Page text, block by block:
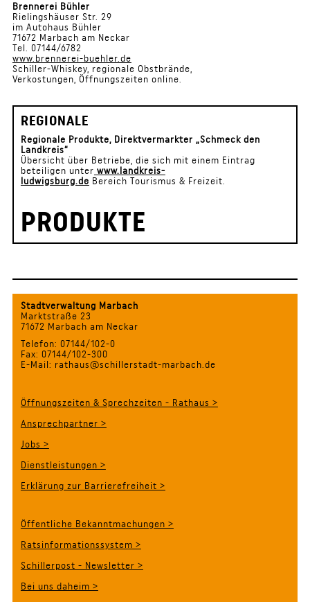
Brennerei Bühler
Rielingshäuser Str. 29
im Autohaus Bühler
71672 Marbach am Neckar
Tel. 07144/6782
www.brennerei-buehler.de
Schiller-Whiskey, regionale Obstbrände,
Verkostungen, Öffnungszeiten online.
REGIONALE
Regionale Produkte, Direktvermarkter „Schmeck den
Landkreis“
Übersicht über Betriebe, die sich mit einem Eintrag
beteiligen unter www.landkreis-
ludwigsburg.de Bereich Tourismus & Freizeit.
PRODUKTE
Stadtverwaltung Marbach
Marktstraße 23
71672 Marbach am Neckar
Telefon: 07144/102-0
Fax: 07144/102-300
E-Mail: rathaus@schillerstadt-marbach.de
Öffnungszeiten & Sprechzeiten - Rathaus >
Ansprechpartner >
Jobs >
Dienstleistungen >
Erklärung zur Barrierefreiheit >
Öffentliche Bekanntmachungen >
Ratsinformationssystem >
Schillerpost - Newsletter >
Bei uns daheim >